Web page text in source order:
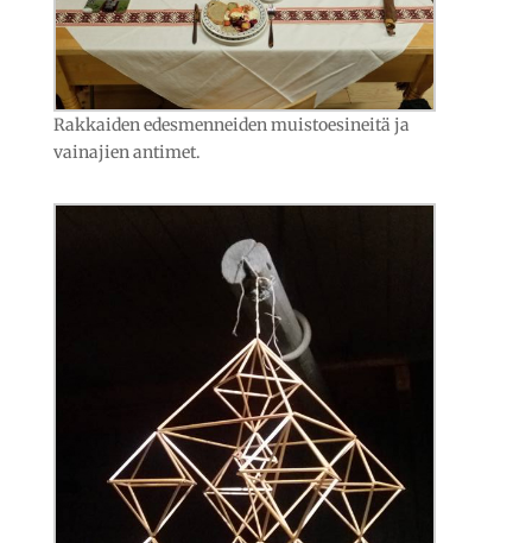
Rakkaiden edesmenneiden muistoesineitä ja
vainajien antimet.